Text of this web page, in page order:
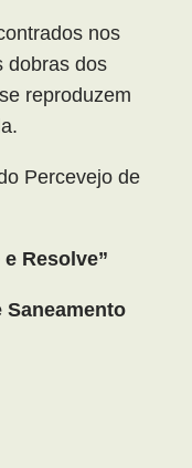
nos
dobras dos
reproduzem
Percevejo de
Resolve”
Saneamento